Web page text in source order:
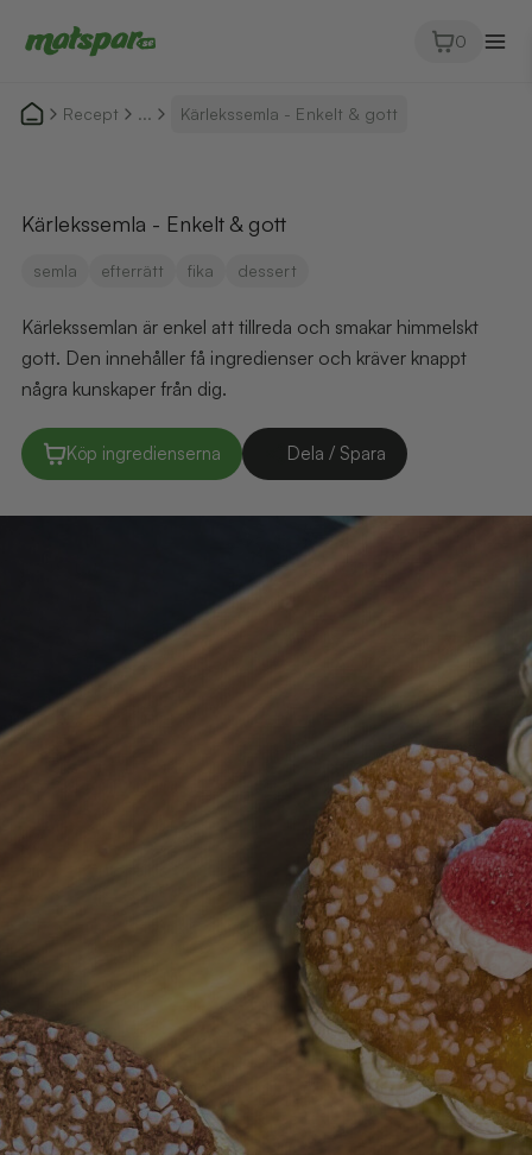
0
Recept ... Kärlekssemla - Enkelt & gott
Kärlekssemla - Enkelt & gott
semla efterrätt fika dessert
Kärlekssemlan är enkel att tillreda och smakar himmelskt
gott. Den innehåller få ingredienser och kräver knappt
några kunskaper från dig.
Köp ingredienserna Dela / Spara